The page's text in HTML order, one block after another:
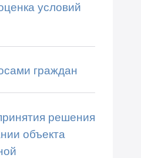
условий
граждан
решения
объекта